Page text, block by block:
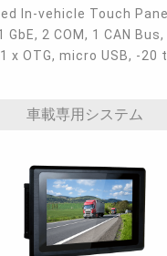
In-vehicle Touch
GbE, 2 COM, 1 CAN Bus,
x OTG, micro USB, -20
車載専用システム